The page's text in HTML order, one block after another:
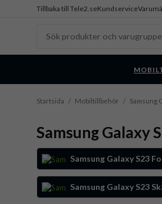
Tillbaka till Tele2.seKundservice
Startsida / Mobiltillbehör / Samsung
Samsung Galaxy
Samsung Galaxy S23
Samsung Galaxy S23